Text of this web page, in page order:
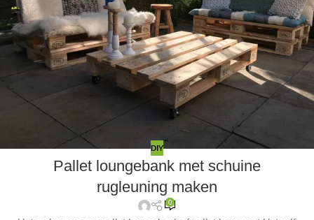
DIY
Pallet loungebank met schuine
rugleuning maken
0